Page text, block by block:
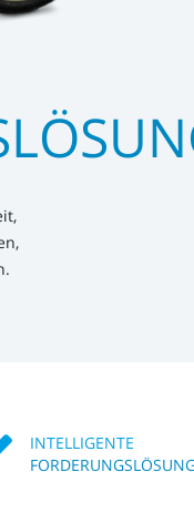
INTELLIGENTE